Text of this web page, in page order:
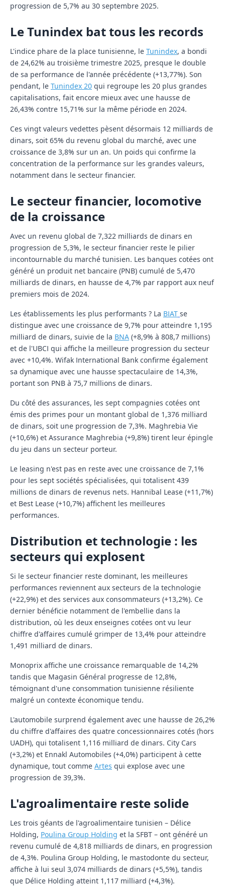
progression de 5,7% au 30 septembre 2025.
Le Tunindex bat tous les records
L'indice phare de la place tunisienne, le Tunindex, a bondi
de 24,62% au troisième trimestre 2025, presque le double
de sa performance de l'année précédente (+13,77%). Son
pendant, le Tunindex 20 qui regroupe les 20 plus grandes
capitalisations, fait encore mieux avec une hausse de
26,43% contre 15,71% sur la même période en 2024.
Ces vingt valeurs vedettes pèsent désormais 12 milliards de
dinars, soit 65% du revenu global du marché, avec une
croissance de 3,8% sur un an. Un poids qui confirme la
concentration de la performance sur les grandes valeurs,
notamment dans le secteur financier.
Le secteur financier, locomotive
de la croissance
Avec un revenu global de 7,322 milliards de dinars en
progression de 5,3%, le secteur financier reste le pilier
incontournable du marché tunisien. Les banques cotées ont
généré un produit net bancaire (PNB) cumulé de 5,470
milliards de dinars, en hausse de 4,7% par rapport aux neuf
premiers mois de 2024.
Les établissements les plus performants ? La BIAT se
distingue avec une croissance de 9,7% pour atteindre 1,195
milliard de dinars, suivie de la BNA (+8,9% à 808,7 millions)
et de l'UBCI qui affiche la meilleure progression du secteur
avec +10,4%. Wifak International Bank confirme également
sa dynamique avec une hausse spectaculaire de 14,3%,
portant son PNB à 75,7 millions de dinars.
Du côté des assurances, les sept compagnies cotées ont
émis des primes pour un montant global de 1,376 milliard
de dinars, soit une progression de 7,3%. Maghrebia Vie
(+10,6%) et Assurance Maghrebia (+9,8%) tirent leur épingle
du jeu dans un secteur porteur.
Le leasing n'est pas en reste avec une croissance de 7,1%
pour les sept sociétés spécialisées, qui totalisent 439
millions de dinars de revenus nets. Hannibal Lease (+11,7%)
et Best Lease (+10,7%) affichent les meilleures
performances.
Distribution et technologie : les
secteurs qui explosent
Si le secteur financier reste dominant, les meilleures
performances reviennent aux secteurs de la technologie
(+22,9%) et des services aux consommateurs (+13,2%). Ce
dernier bénéficie notamment de l'embellie dans la
distribution, où les deux enseignes cotées ont vu leur
chiffre d'affaires cumulé grimper de 13,4% pour atteindre
1,491 milliard de dinars.
Monoprix affiche une croissance remarquable de 14,2%
tandis que Magasin Général progresse de 12,8%,
témoignant d'une consommation tunisienne résiliente
malgré un contexte économique tendu.
L'automobile surprend également avec une hausse de 26,2%
du chiffre d'affaires des quatre concessionnaires cotés (hors
UADH), qui totalisent 1,116 milliard de dinars. City Cars
(+3,2%) et Ennakl Automobiles (+4,0%) participent à cette
dynamique, tout comme Artes qui explose avec une
progression de 39,3%.
L'agroalimentaire reste solide
Les trois géants de l'agroalimentaire tunisien – Délice
Holding, Poulina Group Holding et la SFBT – ont généré un
revenu cumulé de 4,818 milliards de dinars, en progression
de 4,3%. Poulina Group Holding, le mastodonte du secteur,
affiche à lui seul 3,074 milliards de dinars (+5,5%), tandis
que Délice Holding atteint 1,117 milliard (+4,3%).